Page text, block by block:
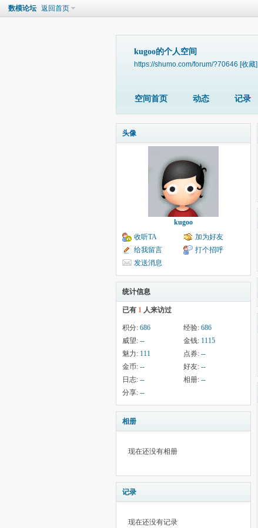
数模论坛 返回首页
kugoo的个人空间
https://shumo.com/forum/?70646 [收藏]
空间首页 动态 记录
头像
kugoo
收听TA
加为好友
给我留言
打个招呼
发送消息
统计信息
已有 1 人来访过
积分: 686 经验: 686
威望: -- 金钱: 1115
魅力: 111 点券: --
金币: -- 好友: --
日志: -- 相册: --
分享: --
相册
现在还没有相册
记录
现在还没有记录